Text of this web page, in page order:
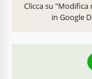
Clicca su
in Google